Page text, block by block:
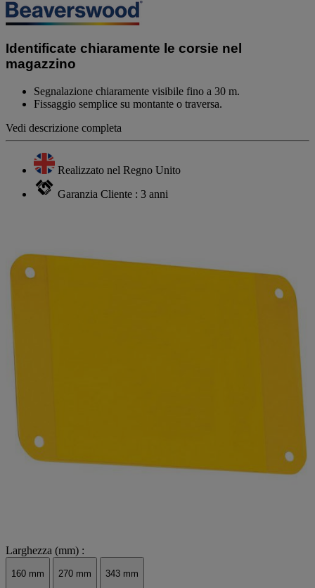
valutazione
Stesso
alla
pagina.
Identificate chiaramente le corsie nel
magazzino
Segnalazione chiaramente visibile fino a 30 m.
Fissaggio semplice su montante o traversa.
Vedi descrizione completa
Realizzato nel Regno Unito
Garanzia Cliente : 3 anni
Larghezza (mm) :
160 mm 270 mm 343 mm